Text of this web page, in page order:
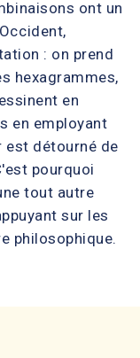
ont un
: on prend
hexagrammes,
en
en employant
est détourné de
pourquoi
tout autre
sur les
philosophique.